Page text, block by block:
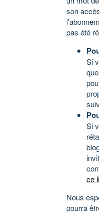
son
pas été
Si
Si
ce
Nous
pourra